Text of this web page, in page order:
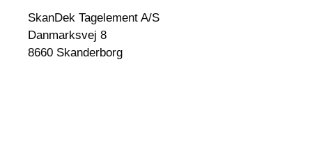
SkanDek Tagelement A/S
Danmarksvej 8
8660 Skanderborg